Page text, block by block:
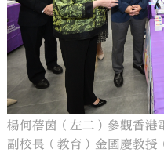
楊何蓓茵（左二）參觀香港
副校長（教育）金國慶教授